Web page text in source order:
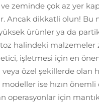
zeminde çok az yer
Ancak dikkatli olun!
ürünler ya da
halindeki malzemeler
işletmesi için en
özel şekillerde olan
ise hızın
operasyonlar için